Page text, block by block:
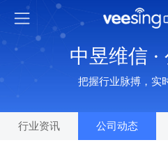
中昱维信 ·
把握行业脉搏，实
行业资讯 公司动态